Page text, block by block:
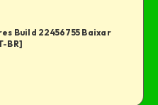
Build 22456755 Baixar
BR]